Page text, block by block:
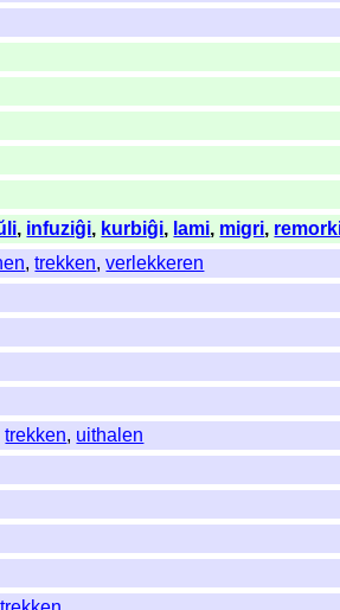
, infuziĝi, kurbiĝi, lami, migri,
,trekken,verlekkeren
trekken, uithalen